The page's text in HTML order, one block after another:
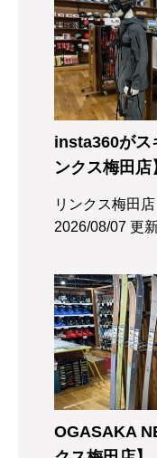
insta360がス
ンクス梅田店
リンクス梅田店
2026/08/07 更
OGASAKA